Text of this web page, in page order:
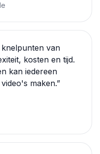
van
kosten en tijd.
kan iedereen
maken.”